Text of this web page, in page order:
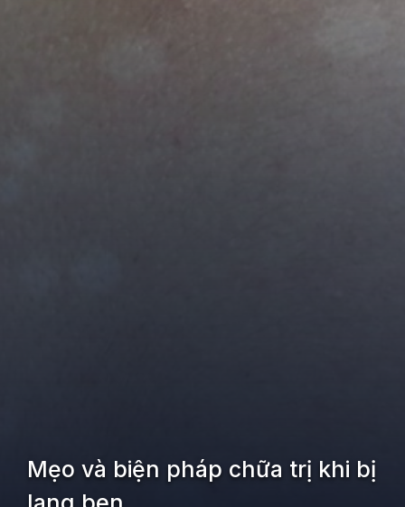
Mẹo và biện pháp chữa trị khi bị